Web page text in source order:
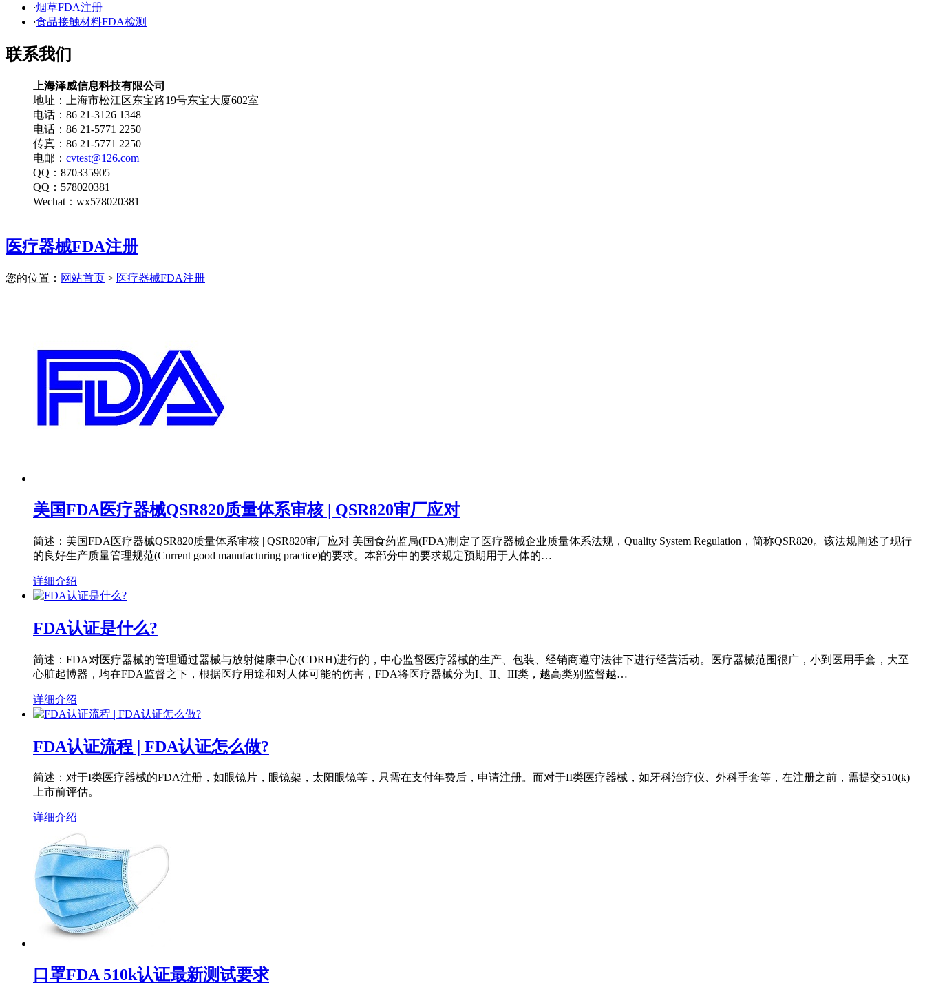
·烟草FDA注册
·食品接触材料FDA检测
联系我们
上海泽威信息科技有限公司
地址：上海市松江区东宝路19号东宝大厦602室
电话：86 21-3126 1348
电话：86 21-5771 2250
传真：86 21-5771 2250
电邮： cvtest@126.com
QQ：870335905
QQ：578020381
Wechat：wx578020381
医疗器械FDA注册
您的位置： 网站首页 > 医疗器械FDA注册
美国FDA医疗器械QSR820质量体系审核 | QSR820审厂应对
简述：美国FDA医疗器械QSR820质量体系审核 | QSR820审厂应对 美国食药监局(FDA)制定了医疗器械企业质量体系法规，Quality System Regulation，简称QSR820。该法规阐述了现行
的良好生产质量管理规范(Current good manufacturing practice)的要求。本部分中的要求规定预期用于人体的…
详细介绍
FDA认证是什么?
简述：FDA对医疗器械的管理通过器械与放射健康中心(CDRH)进行的，中心监督医疗器械的生产、包装、经销商遵守法律下进行经营活动。医疗器械范围很广，小到医用手套，大至
心脏起博器，均在FDA监督之下，根据医疗用途和对人体可能的伤害，FDA将医疗器械分为I、II、III类，越高类别监督越…
详细介绍
FDA认证流程 | FDA认证怎么做?
简述：对于I类医疗器械的FDA注册，如眼镜片，眼镜架，太阳眼镜等，只需在支付年费后，申请注册。而对于II类医疗器械，如牙科治疗仪、外科手套等，在注册之前，需提交510(k)
上市前评估。
详细介绍
口罩FDA 510k认证最新测试要求